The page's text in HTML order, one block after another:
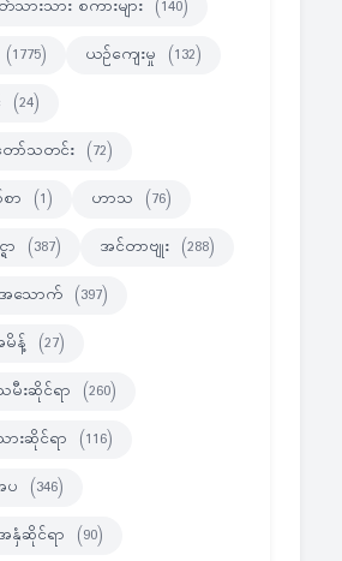
ားသား စကားများ (140)
(1775) ယဉ်ကျေးမှု (132)
(24)
ာ်သတင်း (72)
ာ (1) ဟာသ (76)
ာ (387) အင်တာဗျုး (288)
အသောက် (397)
န့် (27)
မီးဆိုင်ရာ (260)
ားဆိုင်ရာ (116)
(346)
နှံဆိုင်ရာ (90)